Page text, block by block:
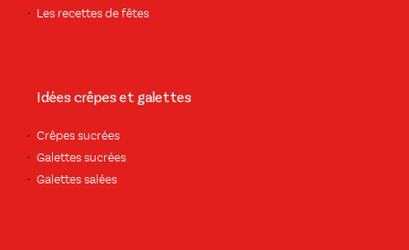
Les recettes de fêtes
Idées crêpes et galettes
Crêpes sucrées
Galettes sucrées
Galettes salées